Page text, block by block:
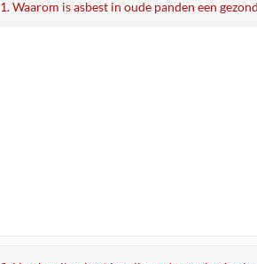
1. Waarom is asbest in oude panden een